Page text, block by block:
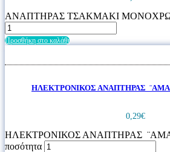
ΑΝΑΠΤΗΡΑΣ ΤΣΑΚΜΑΚΙ
Προσθήκη στο καλάθι
ΗΛΕΚΤΡΟΝΙΚΟΣ ΑΝΑΠΤΗΡΑΣ
0,29€
ΗΛΕΚΤΡΟΝΙΚΟΣ ΑΝΑΠΤΗΡΑΣ
ποσότητα